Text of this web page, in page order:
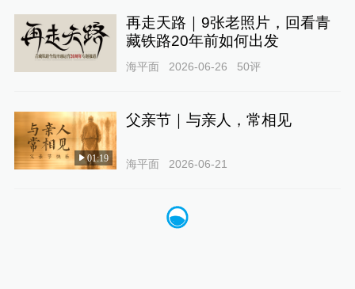
再走天路｜9张老照片，回看青
藏铁路20年前如何出发
海平面 2026-06-26 50评
01:19
父亲节｜与亲人，常相见
海平面 2026-06-21